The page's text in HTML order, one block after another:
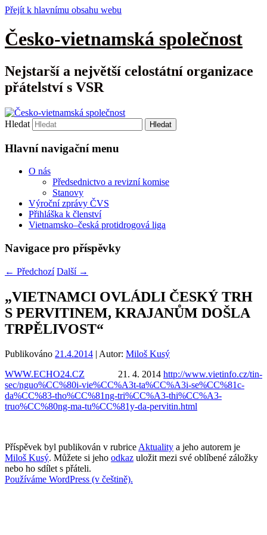
Přejít k hlavnímu obsahu webu
Česko-vietnamská společnost
Nejstarší a největší celostátní organizace
přátelství s VSR
Hledat
Hlavní navigační menu
O nás
Předsednictvo a revizní komise
Stanovy
Výroční zprávy ČVS
Přihláška k členství
Vietnamsko–česká protidrogová liga
Navigace pro příspěvky
← Předchozí Další →
„VIETNAMCI OVLÁDLI ČESKÝ TRH
S PERVITINEM, KRAJANŮM DOŠLA
TRPĚLIVOST“
Publikováno 21.4.2014 | Autor: Miloš Kusý
WWW.ECHO24.CZ 21. 4. 2014 http://www.vietinfo.cz/tin-
sec/nguo%CC%80i-vie%CC%A3t-ta%CC%A3i-se%CC%81c-
da%CC%83-tho%CC%81ng-tri%CC%A3-thi%CC%A3-
truo%CC%80ng-ma-tu%CC%81y-da-pervitin.html
Příspěvek byl publikován v rubriceAktuality a jeho autorem je
Miloš Kusý. Můžete si jeho odkaz uložit mezi své oblíbené záložky
nebo ho sdílet s přáteli.
Používáme WordPress (v češtině).